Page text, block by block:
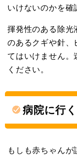
いけないのかを確
揮発性のある除光
のあるクギや針、
てはいけません。
ください。
病院に行
もしも赤ちゃん